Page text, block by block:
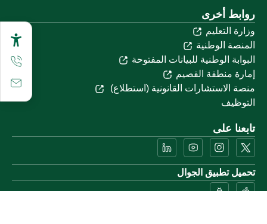
روابط أخرى
وزارة التعليم
المنصة الوطنية
البوابة الوطنية للبيانات المفتوحة
إمارة منطقة القصيم
منصة الاستشارات القانونية (استطلاع)
التوظيف
تابعنا على
تحميل تطبيق الجوال